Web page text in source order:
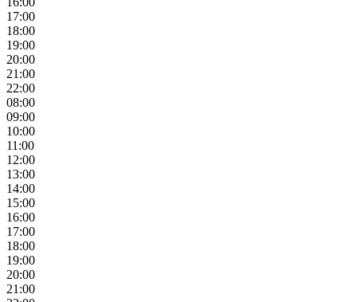
17:00
18:00
19:00
20:00
21:00
22:00
08:00
09:00
10:00
11:00
12:00
13:00
14:00
15:00
16:00
17:00
18:00
19:00
20:00
21:00